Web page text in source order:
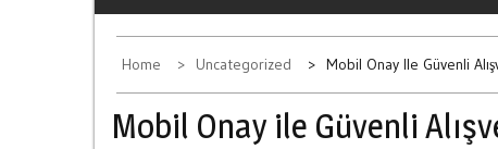
Home Uncategorized Mobil Onay Ile Güvenli
Mobil Onay ile Güvenli